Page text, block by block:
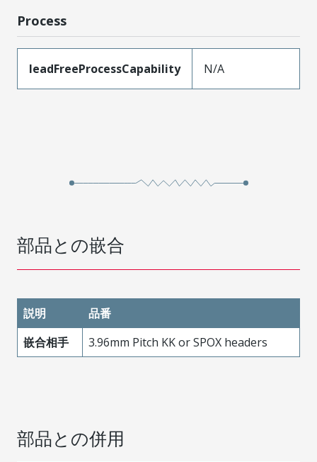
Process
leadFreeProcessCapability N/A
部品との嵌合
説明
品番
嵌合相手
3.96mm Pitch KK or SPOX headers
部品との併用